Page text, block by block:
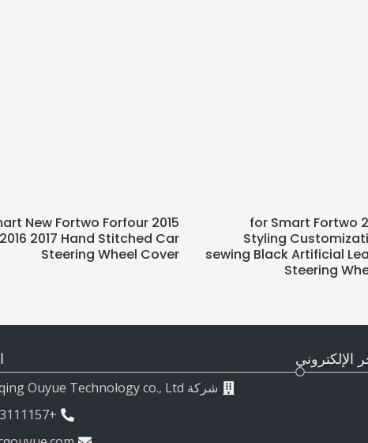
for Smart Fortwo
Styling
sewing Black Artificial
Steering
New Fortwo Forfour 2015
2016 2017 Hand Stitched Car
Steering Wheel Cover
الإلكتروني
شركة Chongqing Ouyue Technology co., Ltd.
+8615223111157